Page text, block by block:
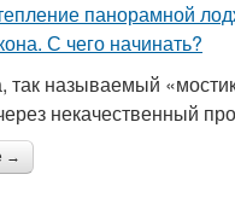
так называемый
некачественный
→